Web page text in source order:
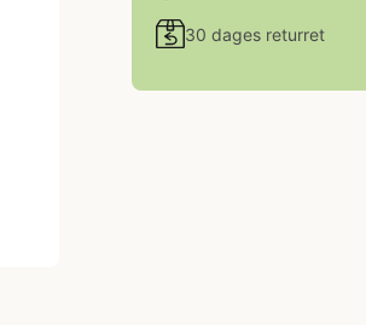
30 dages returret